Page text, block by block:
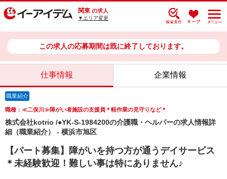
関東 の求人
▼エリア変更
この求人の応募期間は既に終了しております。
仕事情報 企業情報
職業紹介
職種：≪二俣川≫障がい者施設の支援員＊軽作業の見守りなど＊
株式会社kotrio /●YK-S-1984200の介護職・ヘルパーの求人情報詳
細（職業紹介） - 横浜市旭区
【パート募集】障がいを持つ方が通うデイサービス
＊未経験歓迎！難しい事は特にありません♪